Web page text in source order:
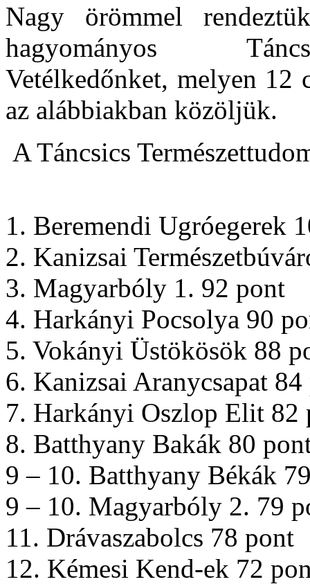
Nagy örömmel
hagyományos
Vetélkedőnket, melyen 12
az alábbiakban közöljük.
A Táncsics
1. Beremendi Ugróegerek
2. Kanizsai
3. Magyarbóly 1. 92 pont
4. Harkányi Pocsolya 90
5. Vokányi Üstökösök 88
6. Kanizsai Aranycsapat
7. Harkányi Oszlop Elit 82
8. Batthyany Bakák 80
9 – 10. Batthyany Békák
9 – 10. Magyarbóly 2. 79
11. Drávaszabolcs 78 pont
12. Kémesi Kend-ek 72